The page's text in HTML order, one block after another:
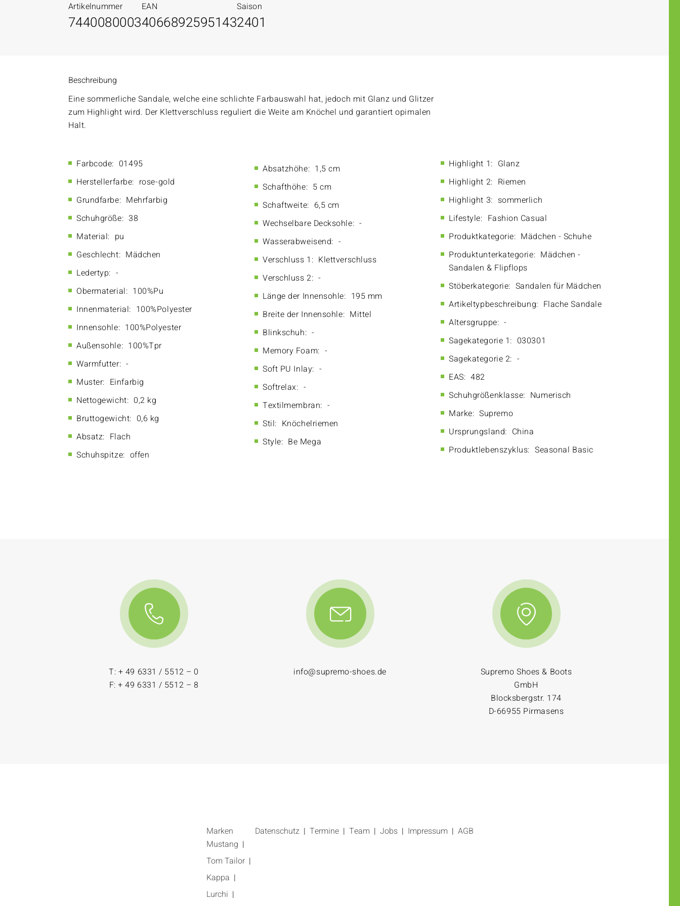
Artikelnummer
7440080003
EAN
4066892595143
Saison
2401
Beschreibung
Eine sommerliche Sandale, welche eine schlichte Farbauswahl hat, jedoch mit Glanz und Glitzer
zum Highlight wird. Der Klettverschluss reguliert die Weite am Knöchel und garantiert opimalen
Halt.
Farbcode: 01495
Herstellerfarbe: rose-gold
Grundfarbe: Mehrfarbig
Schuhgröße: 38
Material: pu
Geschlecht: Mädchen
Ledertyp: -
Obermaterial: 100%Pu
Innenmaterial: 100%Polyester
Innensohle: 100%Polyester
Außensohle: 100%Tpr
Warmfutter: -
Muster: Einfarbig
Nettogewicht: 0,2 kg
Bruttogewicht: 0,6 kg
Absatz: Flach
Schuhspitze: offen
Absatzhöhe: 1,5 cm
Schafthöhe: 5 cm
Schaftweite: 6,5 cm
Wechselbare Decksohle: -
Wasserabweisend: -
Verschluss 1: Klettverschluss
Verschluss 2: -
Länge der Innensohle: 195 mm
Breite der Innensohle: Mittel
Blinkschuh: -
Memory Foam: -
Soft PU Inlay: -
Softrelax: -
Textilmembran: -
Stil: Knöchelriemen
Style: Be Mega
Highlight 1: Glanz
Highlight 2: Riemen
Highlight 3: sommerlich
Lifestyle: Fashion Casual
Produktkategorie: Mädchen - Schuhe
Produktunterkategorie: Mädchen -
Sandalen & Flipflops
Stöberkategorie: Sandalen für Mädchen
Artikeltypbeschreibung: Flache Sandale
Altersgruppe: -
Sagekategorie 1: 030301
Sagekategorie 2: -
EAS: 482
Schuhgrößenklasse: Numerisch
Marke: Supremo
Ursprungsland: China
Produktlebenszyklus: Seasonal Basic
T: + 49 6331 / 5512 – 0
F: + 49 6331 / 5512 – 8
info@supremo-shoes.de
Supremo Shoes & Boots
GmbH
Blocksbergstr. 174
D-66955 Pirmasens
Marken
Mustang
Tom Tailor
Kappa
Lurchi
Datenschutz Termine Team Jobs Impressum AGB